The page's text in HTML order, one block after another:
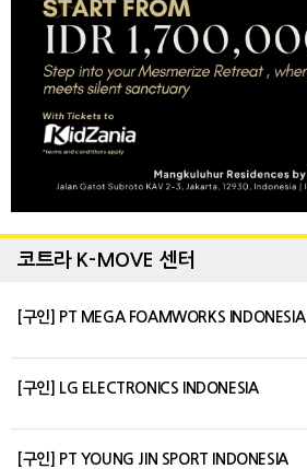
코트라 K-MOVE 센터
[구인] PT MEGA FOAMWORKS INDONESIA
[구인] LG ELECTRONICS INDONESIA
[구인] PT YOUNG JIN SPORT INDONESIA